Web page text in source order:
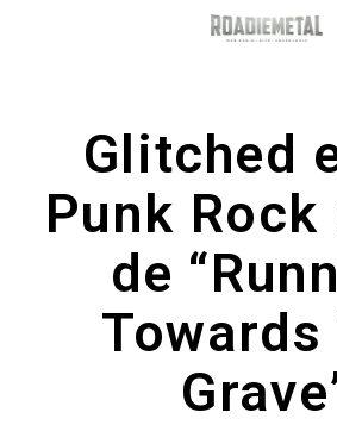
Glitched
Punk
de
Towards